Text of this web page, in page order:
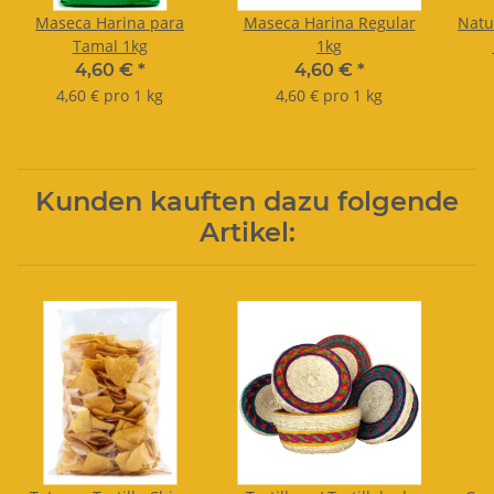
Maseca Harina para
Tamal 1kg
4,60 € *
4,60 € pro 1 kg
Maseca Harina Regular
1kg
4,60 € *
4,60 € pro 1 kg
Kunden kauften dazu folgende
Artikel: